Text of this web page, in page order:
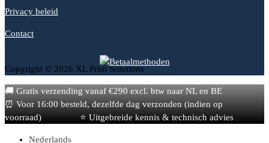
Privacy beleid
Contact
Copyright © 2026 XL Print Solutions
🚚 Gratis verzending vanaf €290 excl. btw naar NL en BE
⏰ Voor 16:00 besteld, dezelfde dag verzonden (indien op
voorraad)
⭐ Uitgebreide kennis & technisch advies
Nederlands